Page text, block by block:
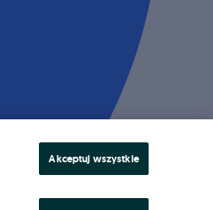
Akceptuj wszystkie